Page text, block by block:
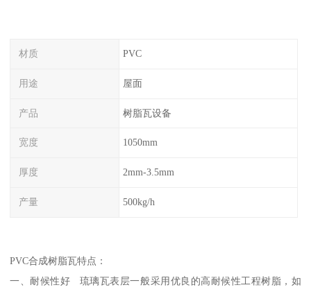
材质 PVC
用途 屋面
产品 树脂瓦设备
宽度 1050mm
厚度 2mm-3.5mm
产量 500kg/h
PVC合成树脂瓦特点：
一、耐候性好 琉璃瓦表层一般采用优良的高耐候性工程树脂，如